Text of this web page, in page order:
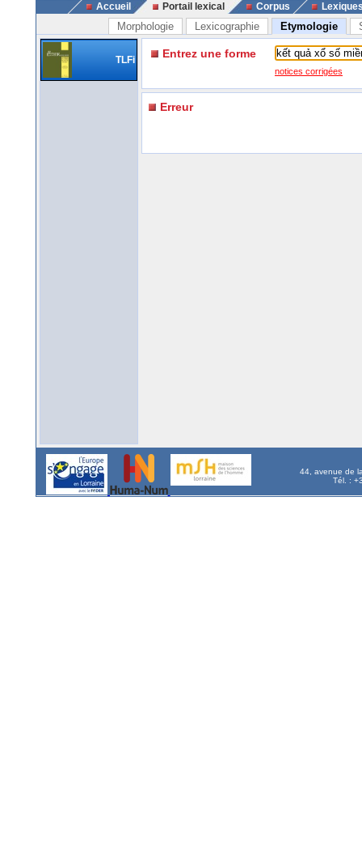
Accueil Portail lexical Corpus
Morphologie Lexicographie Etymologie
TLFi Entrez une forme
notices corrigées
Erreur
44, avenue de
Tél. :